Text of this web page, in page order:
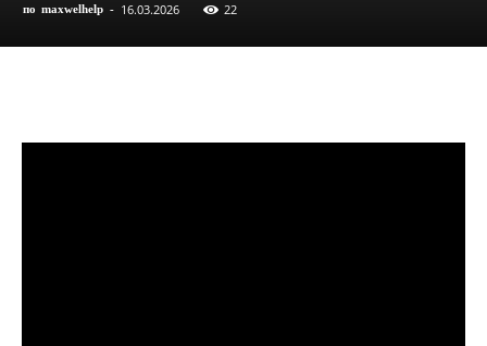
по maxwelhelp - 16.03.2026 22